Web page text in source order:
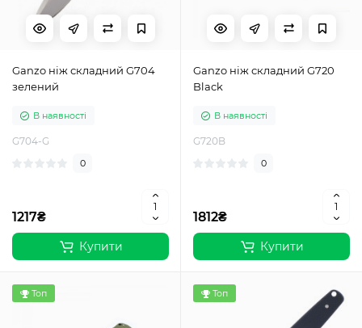
Ganzo ніж складний G704
зелений
В наявності
G704-G
0
1217₴
Купити
Ganzo ніж складний G720
Black
В наявності
G720B
0
1812₴
Купити
Топ Топ